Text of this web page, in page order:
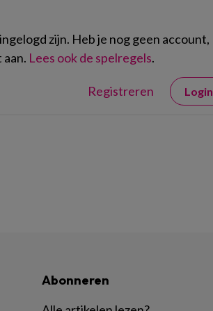
zijn. Heb je nog geen account,
Lees ook de spelregels.
Registreren Login
Abonneren